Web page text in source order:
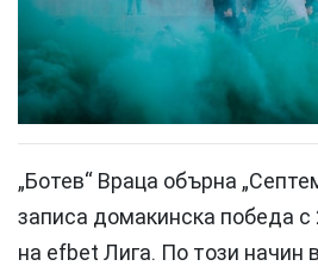
„Ботев“ Враца обърна
записа домакинска победа с
на efbet Лига. По този начин